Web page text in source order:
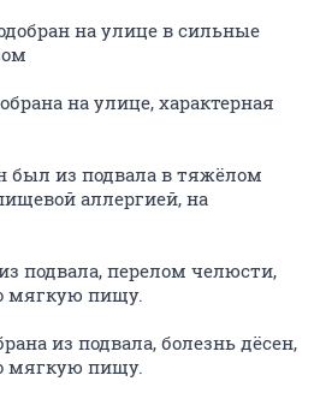
на улице в сильные
на улице, характерная
был из подвала в тяжёлом
аллергией, на
подвала, перелом челюсти,
мягкую пищу.
из подвала, болезнь дёсен,
мягкую пищу.